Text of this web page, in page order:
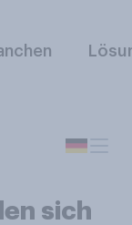
sich